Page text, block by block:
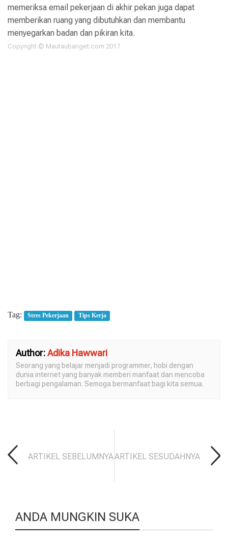
memeriksa email pekerjaan di akhir pekan juga dapat
memberikan ruang yang dibutuhkan dan membantu
menyegarkan badan dan pikiran kita.
Copyright © Mautaubanget.com 2017
Tag: Stres Pekerjaan Tips Kerja
Author:Adika Hawwari
Seorang yang belajar menjadi programmer, hobi dengan
dunia internet yang banyak memberi manfaat dan mencoba
berbagi pengalaman. Semoga bermanfaat bagi kita semua.
ARTIKEL SEBELUMNYAARTIKEL SESUDAHNYA
ANDA MUNGKIN SUKA